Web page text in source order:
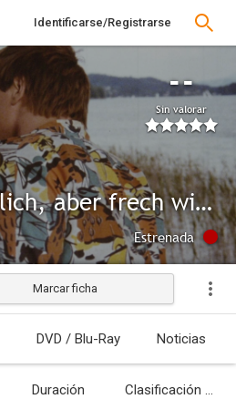
Identificarse/Registrarse
--
Sin valorar
Zärtlich, aber frech wie Oskar
Estrenada
Marcar ficha
DVD / Blu-Ray Noticias
Duración Clasificación por edades